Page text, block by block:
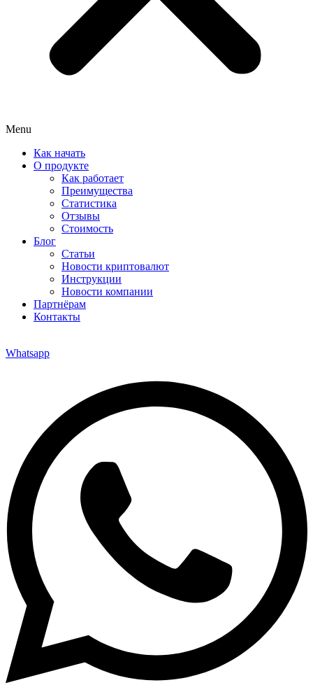
Menu
Как начать
О продукте
Как работает
Преимущества
Статистика
Отзывы
Стоимость
Блог
Статьи
Новости криптовалют
Инструкции
Новости компании
Партнёрам
Контакты
Whatsapp